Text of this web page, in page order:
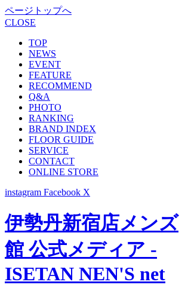
ページトップへ
CLOSE
TOP
NEWS
EVENT
FEATURE
RECOMMEND
Q&A
PHOTO
RANKING
BRAND INDEX
FLOOR GUIDE
SERVICE
CONTACT
ONLINE STORE
instagram Facebook X
伊勢丹新宿店メンズ
館 公式メディア -
ISETAN NEN'S net